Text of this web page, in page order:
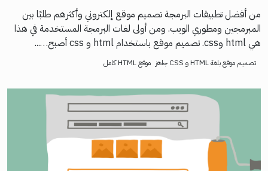
من أفضل تطبيقات البرمجة تصميم موقع إلكتروني وأكثرهم طلبًا بين
المبرمجين ومطوري الويب. ومن أولى لغات البرمجة المستخدمة في هذا
هي html وcss. تصميم موقع باستخدام html و css أصبح…...
تصميم موقع بلغة HTML و CSS جاهز موقع HTML كامل